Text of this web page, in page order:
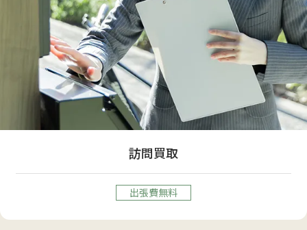
訪問買取
出張費無料